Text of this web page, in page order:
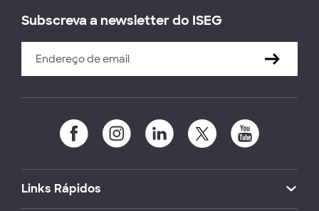
Subscreva a newsletter do ISEG
Links Rápidos